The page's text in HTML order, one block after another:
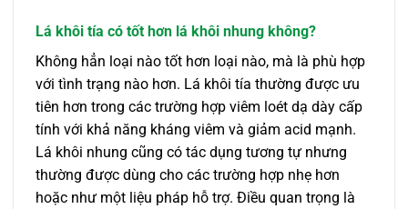
Lá khôi tía có tốt hơn lá khôi nhung không?
Không hẳn loại nào tốt hơn loại nào, mà là phù hợp
với tình trạng nào hơn. Lá khôi tía thường được ưu
tiên hơn trong các trường hợp viêm loét dạ dày cấp
tính với khả năng kháng viêm và giảm acid mạnh.
Lá khôi nhung cũng có tác dụng tương tự nhưng
thường được dùng cho các trường hợp nhẹ hơn
hoặc như một liệu pháp hỗ trợ. Điều quan trọng là